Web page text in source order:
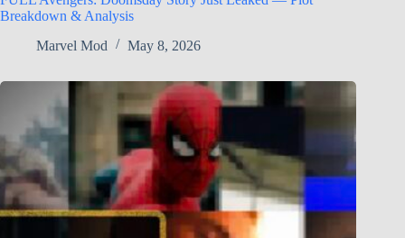
Breakdown & Analysis
Marvel Mod
May 8, 2026